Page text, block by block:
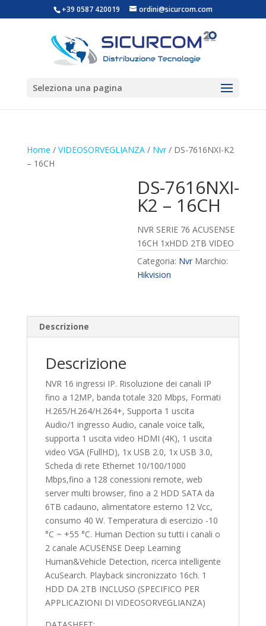
+39 0587 420019 ordini@sicurcom.com
Seleziona una pagina
Home / VIDEOSORVEGLIANZA/ Nvr/ DS-7616NXI-K2
– 16CH
DS-7616NXI-
K2 – 16CH
NVR SERIE 76 ACUSENSE
16CH 1xHDD 2TB VIDEO
Categoria: Nvr Marchio:
Hikvision
Descrizione
Descrizione
NVR 16 ingressi IP. Risoluzione dei canali IP
fino a 12MP, banda totale 320 Mbps, Formati
H.265/H.264/H.264+, Supporta 1 uscita
Audio/1 ingresso Audio, canale voice talk,
supporta 1 uscita video HDMI (4K), 1 uscita
video VGA (FullHD), 1x USB 2.0, 1x USB 3.0,
Scheda di rete Ethernet 10/100/1000
Mbps,fino a 128 conessioni remote, web
server multi browser, fino a 2 HDD SATA da
6TB cadauno, alimentatore esterno 12 Vcc,
consumo 40 W. Temperatura di esercizio -10
°C ~ +55 °C. Human Dection su tutti i canali o
2 canale ACUSENSE Deep Learning
Human&Vehicle Detection, ricerca intelligente
AcuSearch. Playback sincronizzato 16ch. 1
HDD DA 2TB INCLUSO (SPECIFICO PER
APPLICAZIONI DI VIDEOSORVEGLIANZA)